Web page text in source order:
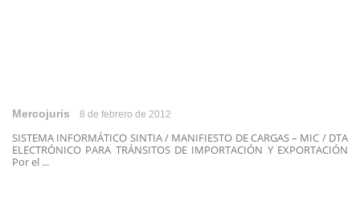
Mercojuris 8 de febrero de 2012
SISTEMA INFORMÁTICO SINTIA / MANIFIESTO DE CARGAS – MIC / DTA
ELECTRÓNICO PARA TRÁNSITOS DE IMPORTACIÓN Y EXPORTACIÓN
Por el ...